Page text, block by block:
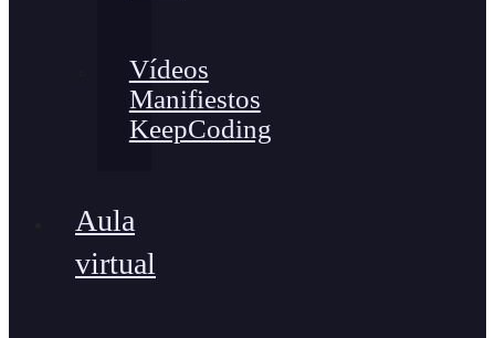
Vídeos
Manifiestos
KeepCoding
Aula
virtual